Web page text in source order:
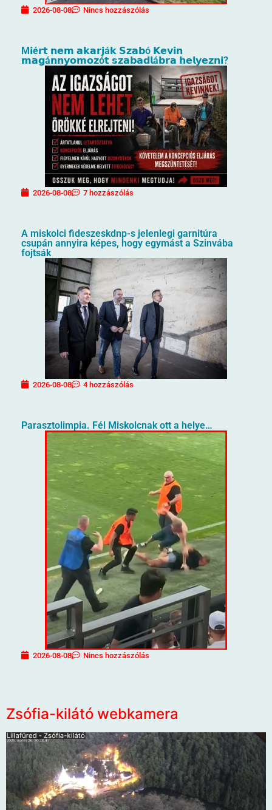
2026-08-08 Nincs hozzászólás
M𝗶é𝗿𝘁 𝗻𝗲𝗺 𝗮𝗸𝗮𝗿𝗷á𝗸 𝗦𝘇𝗮𝗯ó 𝗞𝗲𝘃𝗶𝗻
𝗺𝗮𝗴á𝗻𝗻𝘆𝗼𝗺𝗼𝘇ó𝘁 𝘀𝘇𝗮𝗯𝗮𝗱𝗹á𝗯𝗿𝗮 𝗵𝗲𝗹𝘆𝗲𝘇𝗻𝗶?
2026-08-08 7 hozzászólás
A miskolci fideszeskdnp-s jelenlegi garnitúra
csupán annyira képes, hogy egymást a Szinvába
fojtsák
2026-08-08 4 hozzászólás
Parasztolimpia. Fél Miskolcnak ott a helye…
2026-08-08 Nincs hozzászólás
Zsófia-kilátó webkamera